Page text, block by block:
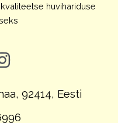
huvihariduse
92414, Eesti